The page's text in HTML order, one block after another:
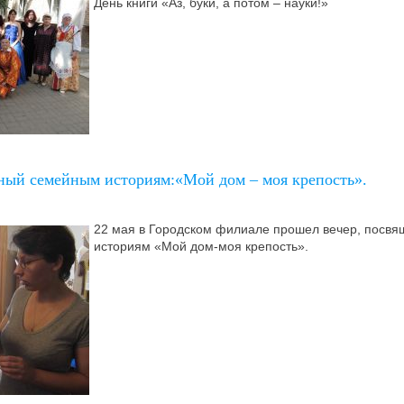
семейным историям:«Мой дом – моя крепость».
22 мая в Городском филиале прошел вечер,
историям «Мой дом-моя крепость».